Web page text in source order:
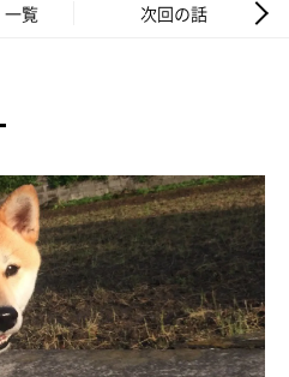
一覧 次回の話